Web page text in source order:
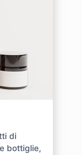
di
bottiglie,